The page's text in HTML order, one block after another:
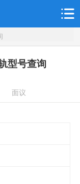
型号查询
面议